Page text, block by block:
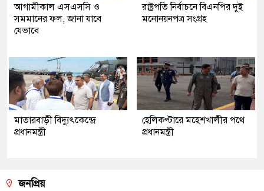
আগামীকাল এসএসসি ও
সমমানের ফল, জানা যাবে
যেভাবে
রাষ্ট্রপতি নির্বাচনে বিএনপির দুই
মনোনয়নপত্র সংগ্রহ
মাতারবাড়ী বিদ্যুৎকেন্দ্রে
প্রধানমন্ত্রী
হেলিকপ্টারে মহেশখালীর পথে
প্রধানমন্ত্রী
জনপ্রিয়